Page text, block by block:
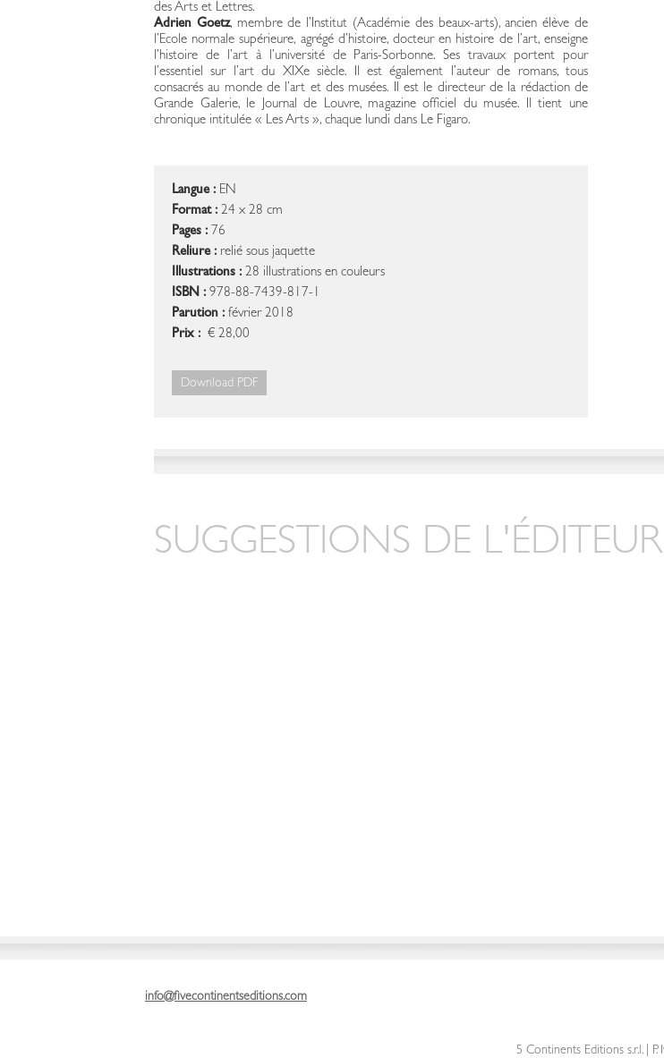
des Arts et Lettres.
Adrien Goetz, membre de l’Institut (Académie des beaux-arts), ancien élève de
l’Ecole normale supérieure, agrégé d’histoire, docteur en histoire de l’art, enseigne
l’histoire de l’art à l’université de Paris-Sorbonne. Ses travaux portent pour
l’essentiel sur l’art du XIXe siècle. Il est également l’auteur de romans, tous
consacrés au monde de l’art et des musées. Il est le directeur de la rédaction de
Grande Galerie, le Journal de Louvre, magazine officiel du musée. Il tient une
chronique intitulée « Les Arts », chaque lundi dans Le Figaro.
Langue : EN
Format : 24 x 28 cm
Pages : 76
Reliure : relié sous jaquette
Illustrations : 28 illustrations en couleurs
ISBN : 978-88-7439-817-1
Parution : février 2018
Prix : € 28,00
Download PDF
SUGGESTIONS DE L'ÉDITEUR
info@fivecontinentseditions.com
5 Continents Editions s.r.l.| P.